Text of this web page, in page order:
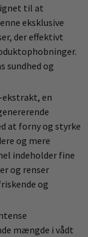
til at
eksklusive
der effektivt
sundhed og
ekstrakt, en
at forny og styrke
og mere
indeholder fine
og renser
og
mængde i vådt